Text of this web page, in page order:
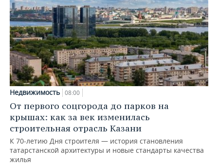
Недвижимость 08:00
От первого соцгорода до парков на
крышах: как за век изменилась
строительная отрасль Казани
К 70-летию Дня строителя — история становления
татарстанской архитектуры и новые стандарты качества
жилья